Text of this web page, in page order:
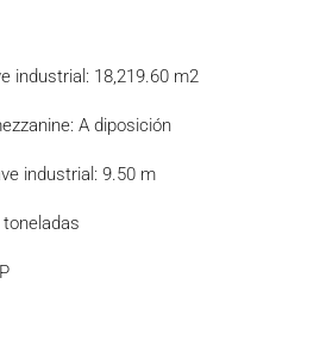
industrial: 18,219.60 m2
A diposición
industrial: 9.50 m